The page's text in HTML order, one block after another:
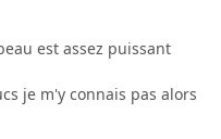
est assez puissant
je m'y connais pas alors